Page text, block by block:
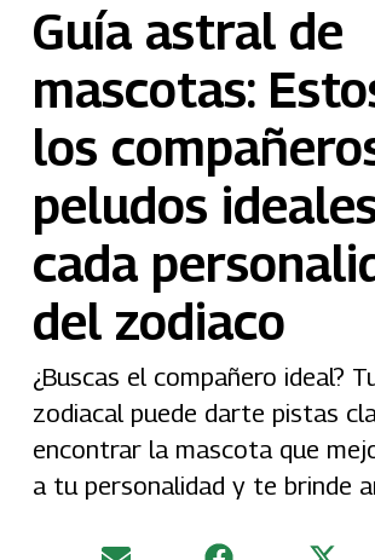
Guía astral de
mascotas:
los
peludos
cada
del zodiaco
¿Buscas el compañero ideal?
zodiacal puede darte pistas
encontrar la mascota que
a tu personalidad y te brinde